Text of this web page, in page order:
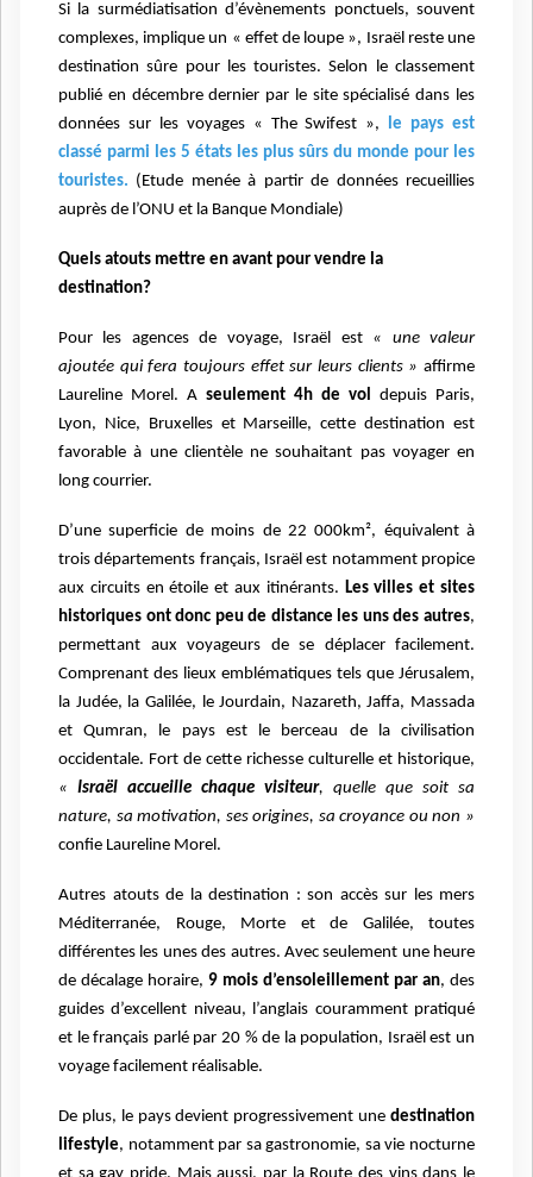
Si la surmédiatisation d’évènements ponctuels, souvent
complexes, implique un « effet de loupe », Israël reste une
destination sûre pour les touristes. Selon le classement
publié en décembre dernier par le site spécialisé dans les
données sur les voyages « The Swifest », le pays est
classé parmi les 5 états les plus sûrs du monde pour les
touristes. (Etude menée à partir de données recueillies
auprès de l’ONU et la Banque Mondiale)
Quels atouts mettre en avant pour vendre la
destination?
Pour les agences de voyage, Israël est « une valeur
ajoutée qui fera toujours effet sur leurs clients » affirme
Laureline Morel. A seulement 4h de vol depuis Paris,
Lyon, Nice, Bruxelles et Marseille, cette destination est
favorable à une clientèle ne souhaitant pas voyager en
long courrier.
D’une superficie de moins de 22 000km², équivalent à
trois départements français, Israël est notamment propice
aux circuits en étoile et aux itinérants. Les villes et sites
historiques ont donc peu de distance les uns des autres,
permettant aux voyageurs de se déplacer facilement.
Comprenant des lieux emblématiques tels que Jérusalem,
la Judée, la Galilée, le Jourdain, Nazareth, Jaffa, Massada
et Qumran, le pays est le berceau de la civilisation
occidentale. Fort de cette richesse culturelle et historique,
« Israël accueille chaque visiteur, quelle que soit sa
nature, sa motivation, ses origines, sa croyance ou non »
confie Laureline Morel.
Autres atouts de la destination : son accès sur les mers
Méditerranée, Rouge, Morte et de Galilée, toutes
différentes les unes des autres. Avec seulement une heure
de décalage horaire, 9 mois d’ensoleillement par an, des
guides d’excellent niveau, l’anglais couramment pratiqué
et le français parlé par 20 % de la population, Israël est un
voyage facilement réalisable.
De plus, le pays devient progressivement une destination
lifestyle, notamment par sa gastronomie, sa vie nocturne